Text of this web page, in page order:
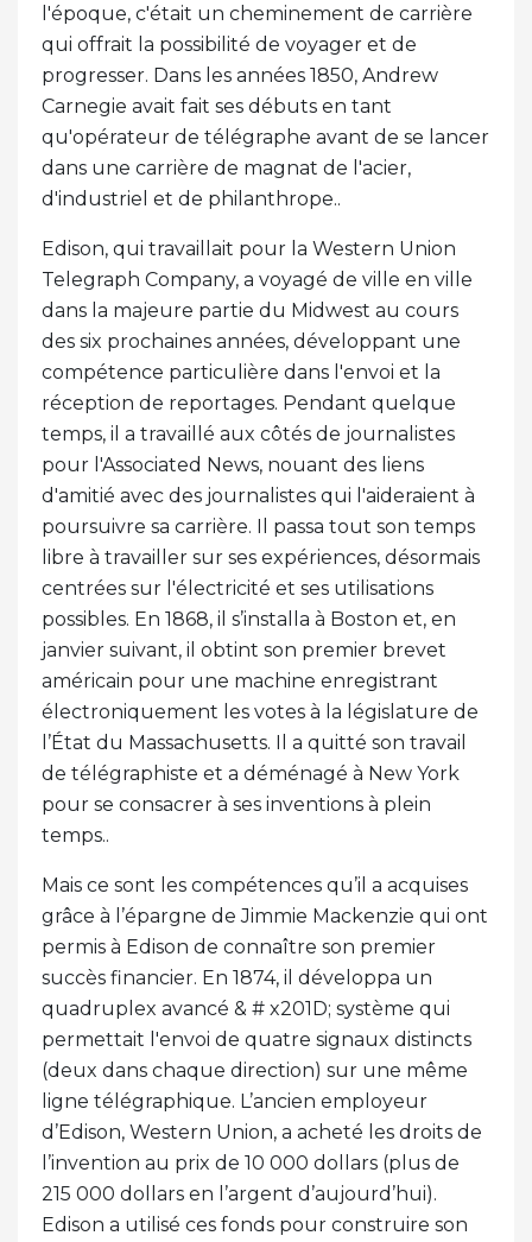
l'époque, c'était un cheminement de carrière
qui offrait la possibilité de voyager et de
progresser. Dans les années 1850, Andrew
Carnegie avait fait ses débuts en tant
qu'opérateur de télégraphe avant de se lancer
dans une carrière de magnat de l'acier,
d'industriel et de philanthrope..
Edison, qui travaillait pour la Western Union
Telegraph Company, a voyagé de ville en ville
dans la majeure partie du Midwest au cours
des six prochaines années, développant une
compétence particulière dans l'envoi et la
réception de reportages. Pendant quelque
temps, il a travaillé aux côtés de journalistes
pour l'Associated News, nouant des liens
d'amitié avec des journalistes qui l'aideraient à
poursuivre sa carrière. Il passa tout son temps
libre à travailler sur ses expériences, désormais
centrées sur l'électricité et ses utilisations
possibles. En 1868, il s’installa à Boston et, en
janvier suivant, il obtint son premier brevet
américain pour une machine enregistrant
électroniquement les votes à la législature de
l’État du Massachusetts. Il a quitté son travail
de télégraphiste et a déménagé à New York
pour se consacrer à ses inventions à plein
temps..
Mais ce sont les compétences qu’il a acquises
grâce à l’épargne de Jimmie Mackenzie qui ont
permis à Edison de connaître son premier
succès financier. En 1874, il développa un
quadruplex avancé & # x201D; système qui
permettait l'envoi de quatre signaux distincts
(deux dans chaque direction) sur une même
ligne télégraphique. L’ancien employeur
d’Edison, Western Union, a acheté les droits de
l’invention au prix de 10 000 dollars (plus de
215 000 dollars en l’argent d’aujourd’hui).
Edison a utilisé ces fonds pour construire son